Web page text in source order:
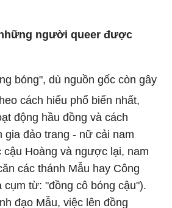
người queer được
bóng", dù nguồn gốc còn gây
cách hiểu phổ biến nhất,
động hầu đồng và cách
đảo trang - nữ cải nam
cậu Hoàng và ngược lại, nam
các thánh Mẫu hay Công
cụm từ: "đồng cô bóng cậu").
đạo Mẫu, việc lên đồng